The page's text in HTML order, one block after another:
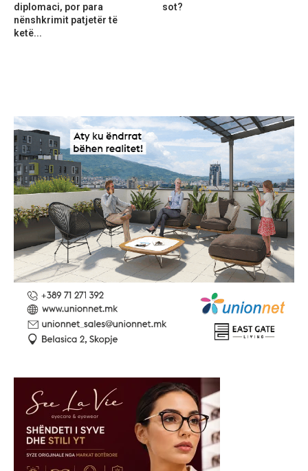
diplomaci, por para
nënshkrimit patjetër të
ketë...
sot?